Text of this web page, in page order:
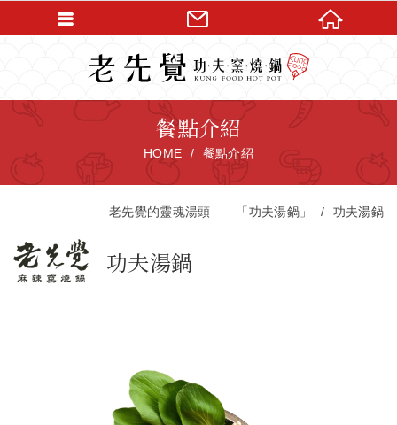
餐點介紹
HOME 餐點介紹
老先覺的靈魂湯頭——「功夫湯鍋」 功夫湯鍋
功夫湯鍋